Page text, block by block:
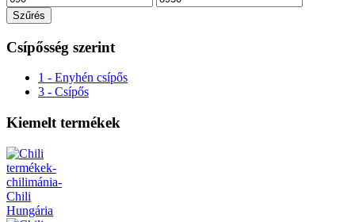
ár
ár
Szűrés
Csípősség szerint
1 - Enyhén csípős
3 - Csípős
Kiemelt termékek